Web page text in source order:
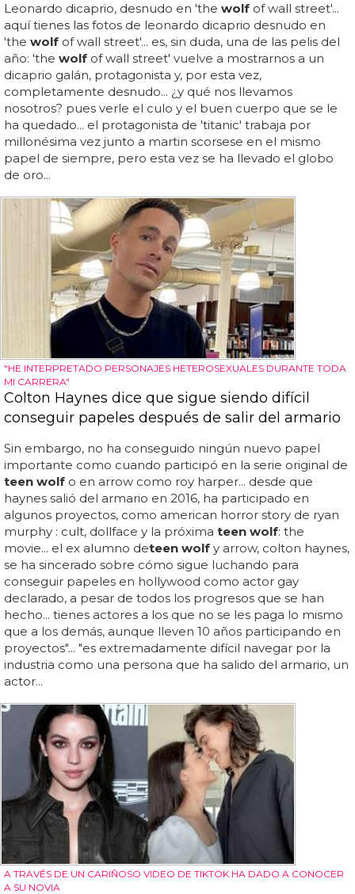
Leonardo dicaprio, desnudo en 'the wolf of wall street'...
aquí tienes las fotos de leonardo dicaprio desnudo en
'the wolf of wall street'... es, sin duda, una de las pelis del
año: 'the wolf of wall street' vuelve a mostrarnos a un
dicaprio galán, protagonista y, por esta vez,
completamente desnudo... ¿y qué nos llevamos
nosotros? pues verle el culo y el buen cuerpo que se le
ha quedado... el protagonista de 'titanic' trabaja por
millonésima vez junto a martin scorsese en el mismo
papel de siempre, pero esta vez se ha llevado el globo
de oro...
"HE INTERPRETADO PERSONAJES HETEROSEXUALES DURANTE TODA
MI CARRERA"
Colton Haynes dice que sigue siendo difícil
conseguir papeles después de salir del armario
Sin embargo, no ha conseguido ningún nuevo papel
importante como cuando participó en la serie original de
teen wolf o en arrow como roy harper... desde que
haynes salió del armario en 2016, ha participado en
algunos proyectos, como american horror story de ryan
murphy : cult, dollface y la próxima teen wolf: the
movie... el ex alumno deteen wolf y arrow, colton haynes,
se ha sincerado sobre cómo sigue luchando para
conseguir papeles en hollywood como actor gay
declarado, a pesar de todos los progresos que se han
hecho... tienes actores a los que no se les paga lo mismo
que a los demás, aunque lleven 10 años participando en
proyectos"... "es extremadamente difícil navegar por la
industria como una persona que ha salido del armario, un
actor...
A TRAVÉS DE UN CARIÑOSO VIDEO DE TIKTOK HA DADO A CONOCER
A SU NOVIA